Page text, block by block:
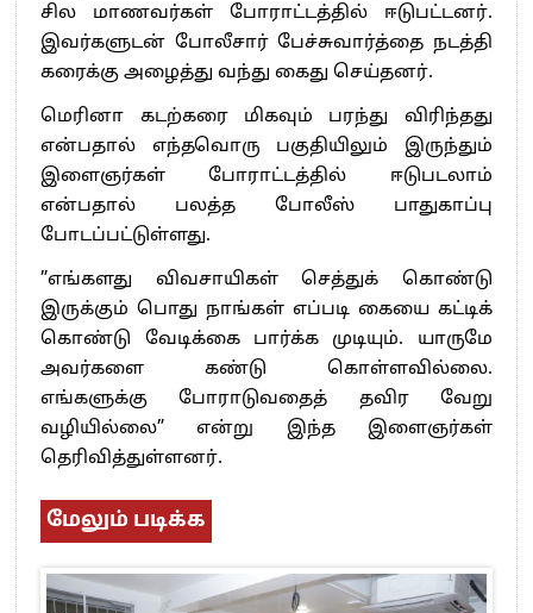
சில மாணவர்கள் போராட்டத்தில் ஈடுபட்டனர்.
இவர்களுடன் போலீசார் பேச்சுவார்த்தை நடத்தி
கரைக்கு அழைத்து வந்து கைது செய்தனர்.
மெரினா கடற்கரை மிகவும் பரந்து விரிந்தது
என்பதால் எந்தவொரு பகுதியிலும் இருந்தும்
இளைஞர்கள் போராட்டத்தில் ஈடுபடலாம்
என்பதால் பலத்த போலீஸ் பாதுகாப்பு
போடப்பட்டுள்ளது.
”எங்களது விவசாயிகள் செத்துக் கொண்டு
இருக்கும் பொது நாங்கள் எப்படி கையை கட்டிக்
கொண்டு வேடிக்கை பார்க்க முடியும். யாருமே
அவர்களை கண்டு கொள்ளவில்லை.
எங்களுக்கு போராடுவதைத் தவிர வேறு
வழியில்லை” என்று இந்த இளைஞர்கள்
தெரிவித்துள்ளனர்.
மேலும் படிக்க